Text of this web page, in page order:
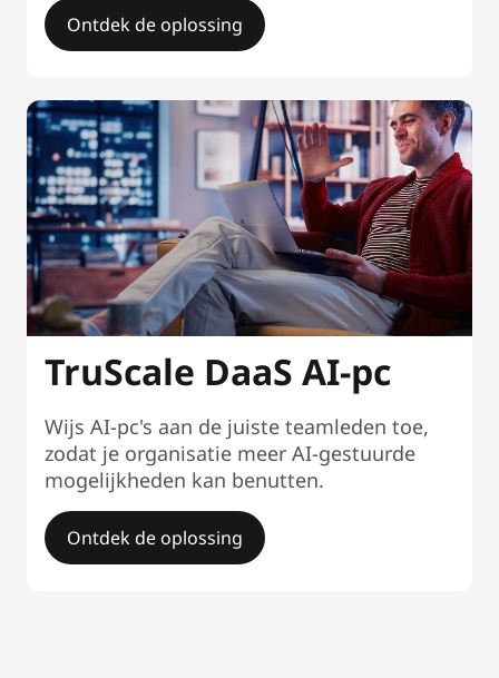
Ontdek de oplossing
TruScale DaaS AI-pc
Wijs AI-pc's aan de juiste teamleden toe,
zodat je organisatie meer AI-gestuurde
mogelijkheden kan benutten.
Ontdek de oplossing